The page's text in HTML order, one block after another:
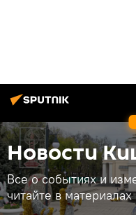
Новости
Все о событиях и
читайте в